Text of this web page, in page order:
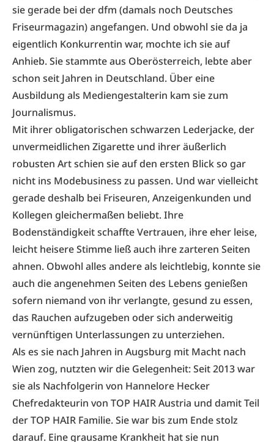
sie gerade bei der dfm (damals noch Deutsches
Friseurmagazin) angefangen. Und obwohl sie da ja
eigentlich Konkurrentin war, mochte ich sie auf
Anhieb. Sie stammte aus Oberösterreich, lebte aber
schon seit Jahren in Deutschland. Über eine
Ausbildung als Mediengestalterin kam sie zum
Journalismus.
Mit ihrer obligatorischen schwarzen Lederjacke, der
unvermeidlichen Zigarette und ihrer äußerlich
robusten Art schien sie auf den ersten Blick so gar
nicht ins Modebusiness zu passen. Und war vielleicht
gerade deshalb bei Friseuren, Anzeigenkunden und
Kollegen gleichermaßen beliebt. Ihre
Bodenständigkeit schaffte Vertrauen, ihre eher leise,
leicht heisere Stimme ließ auch ihre zarteren Seiten
ahnen. Obwohl alles andere als leichtlebig, konnte sie
auch die angenehmen Seiten des Lebens genießen
sofern niemand von ihr verlangte, gesund zu essen,
das Rauchen aufzugeben oder sich anderweitig
vernünftigen Unterlassungen zu unterziehen.
Als es sie nach Jahren in Augsburg mit Macht nach
Wien zog, nutzten wir die Gelegenheit: Seit 2013 war
sie als Nachfolgerin von Hannelore Hecker
Chefredakteurin von TOP HAIR Austria und damit Teil
der TOP HAIR Familie. Sie war bis zum Ende stolz
darauf. Eine grausame Krankheit hat sie nun